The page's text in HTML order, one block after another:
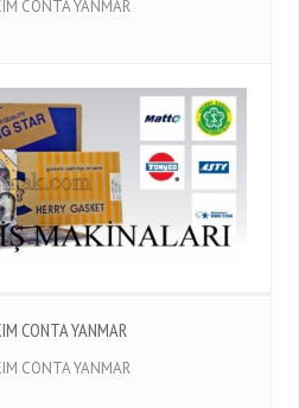
CONTA YANMAR
CONTA YANMAR
CONTA YANMAR